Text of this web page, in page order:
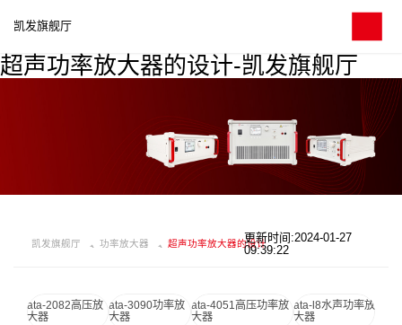
超声功率放大器的设计-凯发旗舰厅
凯发旗舰厅
凯发旗舰厅 功率放大器 超声功率放大器的设计更新时间:2024-01-27
09:39:22
ata-2082高压放
大器
ata-3090功率放
大器
ata-4051高压功率放
大器
ata-l8水声功率放
大器